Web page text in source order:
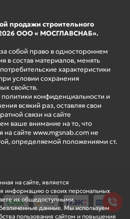
на сайте, является
информацию о своих персональных
их общедоступными.
данные. Мы используем
пользования сайтом и повышения
продажи строительного
ООО « МОСГЛАВСНАБ».
собой право в одностороннем
в состав материалов, менять
характеристики
условии сохранения
свойств.
конфиденциальности и
всякий раз, оставляя свои
связи на сайте
ваше внимание на то, что
сайте www.mgsnab.com не
определяемой положениями ст.